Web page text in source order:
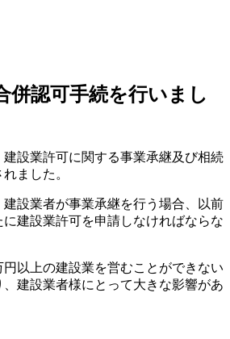
併認可手続を行いまし
建設業許可に関する事業承継及び相続
ました。
設業者が事業承継を行う場合、以前
建設業許可を申請しなければならな
円以上の建設業を営むことができない
建設業者様にとって大きな影響があ